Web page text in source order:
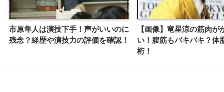
市原隼人は演技下手！声がいいのに
残念？経歴や演技力の評価を確認！
【画像】竜星涼の筋肉が
い！腹筋もバキバキ？体
桁！